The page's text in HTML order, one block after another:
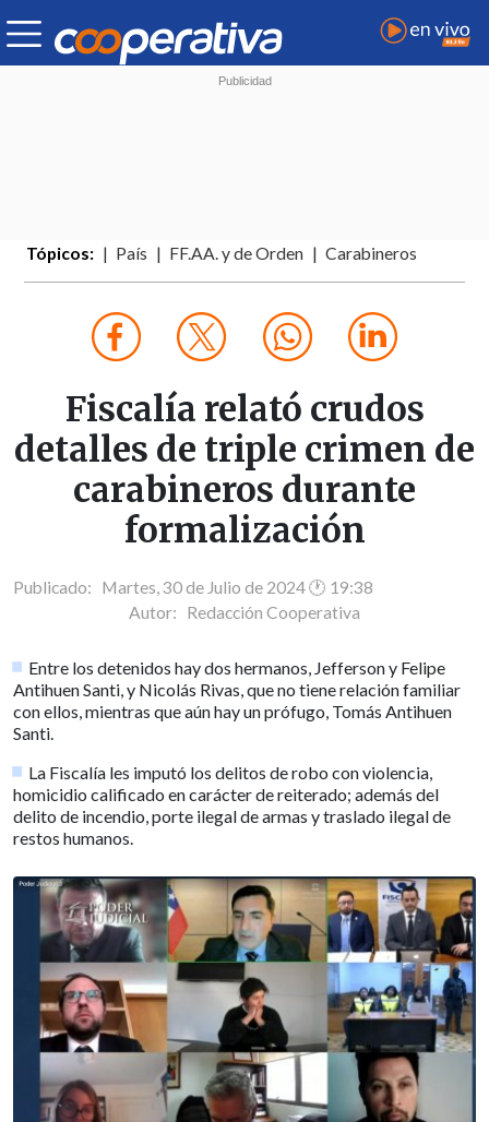
Tópicos: País FF.AA. y de Orden Carabineros
Fiscalía relató crudos
detalles de triple crimen de
carabineros durante
formalización
Publicado: Martes, 30 de Julio de 2024 🕐 19:38
Autor: Redacción Cooperativa
Entre los detenidos hay dos hermanos, Jefferson y Felipe
Antihuen Santi, y Nicolás Rivas, que no tiene relación familiar
con ellos, mientras que aún hay un prófugo, Tomás Antihuen
Santi.
La Fiscalía les imputó los delitos de robo con violencia,
homicidio calificado en carácter de reiterado; además del
delito de incendio, porte ilegal de armas y traslado ilegal de
restos humanos.